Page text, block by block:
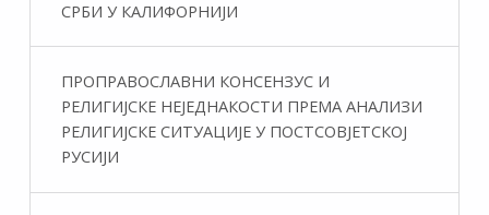
СРБИ У КАЛИФОРНИЈИ
ПРОПРАВОСЛАВНИ КОНСЕНЗУС И
РЕЛИГИЈСКЕ НЕЈЕДНАКОСТИ ПРЕМА АНАЛИЗИ
РЕЛИГИЈСКЕ СИТУАЦИЈЕ У ПОСТСОВЈЕТСКОЈ
РУСИЈИ